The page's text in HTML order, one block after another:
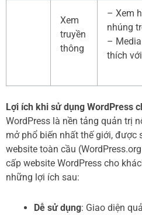
Xem
truyền
thông
– Xem
nhúng
–
thích
Lợi ích khi sử dụng WordPress
WordPress là nền tảng quản trị
mở phổ biến nhất thế giới, được
website toàn cầu
cấp website WordPress cho
những lợi ích sau:
Dễ sử dụng: Giao diện